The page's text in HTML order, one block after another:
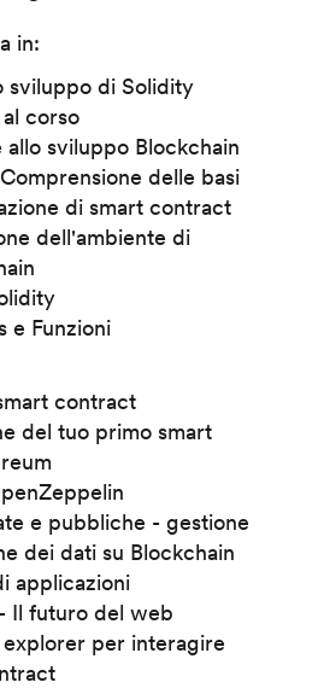
in:
sviluppo di Solidity
corso
sviluppo Blockchain
delle basi
di smart contract
dell'ambiente di
e Funzioni
contract
del tuo primo smart
e pubbliche - gestione
dei dati su Blockchain
applicazioni
Il futuro del web
explorer per interagire